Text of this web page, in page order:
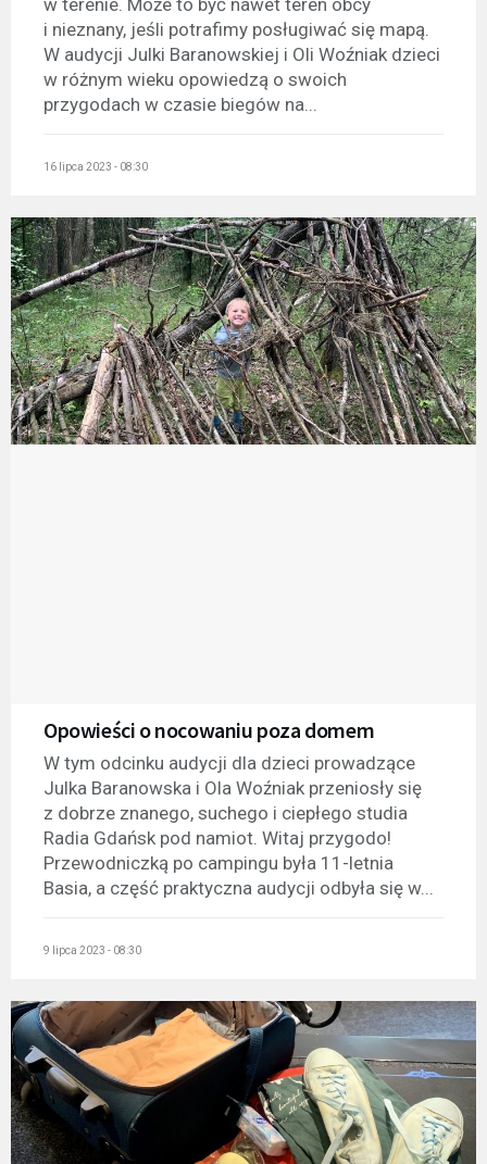
w terenie. Może to być nawet teren obcy
i nieznany, jeśli potrafimy posługiwać się mapą.
W audycji Julki Baranowskiej i Oli Woźniak dzieci
w różnym wieku opowiedzą o swoich
przygodach w czasie biegów na...
16 lipca 2023 - 08:30
Opowieści o nocowaniu poza domem
W tym odcinku audycji dla dzieci prowadzące
Julka Baranowska i Ola Woźniak przeniosły się
z dobrze znanego, suchego i ciepłego studia
Radia Gdańsk pod namiot. Witaj przygodo!
Przewodniczką po campingu była 11-letnia
Basia, a część praktyczna audycji odbyła się w...
9 lipca 2023 - 08:30